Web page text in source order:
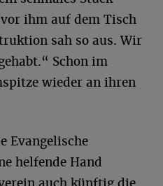
ihm auf dem Tisch
sah so aus. Wir
Schon im
wieder an ihren
Evangelische
helfende Hand